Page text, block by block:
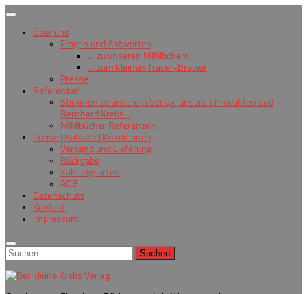
Zum
springenÜber uns
Fragen und Antworten
… zu unseren MINIbchern
… zum kleinen Trauer-Brevier
Presse
Referenzen
Stimmen zu unserem Verlag, unseren Produkten und
Bernhard Krebs…
MINIbücher Referenzen
Preise | Rabatte | Konditionen
Versand und Lieferung
Rückgabe
Zahlungsarten
AGB
Datenschutz
Kontakt
Impressum
Suchen
nach: